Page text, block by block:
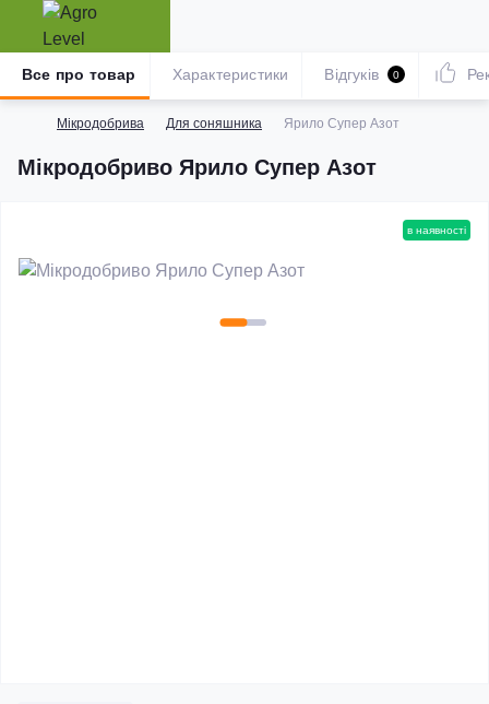
Мікродобрива Для соняшника Ярило Супер Азот
Мікродобриво Ярило Супер Азот
Все про товар Характеристики Відгуків 0
в наявності